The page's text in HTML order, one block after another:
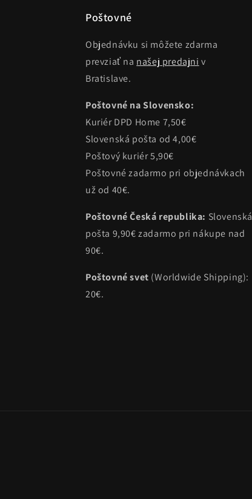
Poštovné
Objednávku si môžete zdarma
prevziať na našej predajni v
Bratislave.
Poštovné na Slovensko:
Kuriér DPD Home 7,50€
Slovenská pošta od 4,00€
Poštový kuriér 5,90€
Poštovné zadarmo pri objednávkach
už od 40€.
Poštovné Česká republika: Slovenská
pošta 9,90€ zadarmo pri nákupe nad
90€.
Poštovné svet (Worldwide Shipping):
20€.